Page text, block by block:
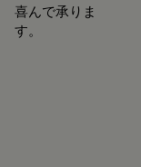
喜んで承りま
す。